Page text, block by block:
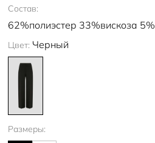
Состав:
62%полиэстер 33%вискоза
Цвет: Черный
Размеры: